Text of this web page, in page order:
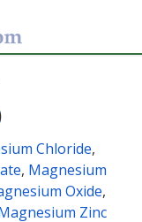
Chloride,
, Magnesium
Oxide,
Zinc